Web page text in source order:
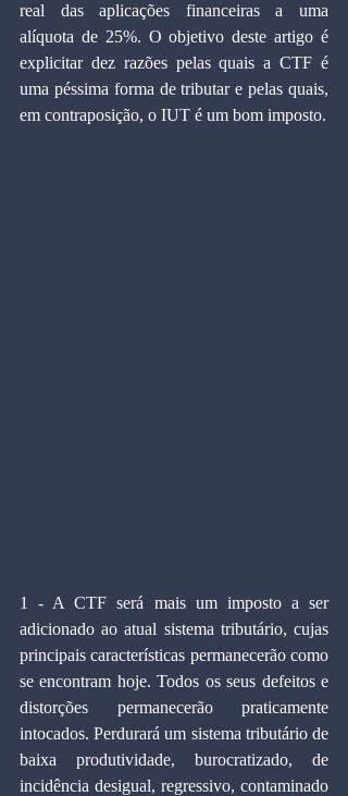
real das aplicações financeiras a uma
alíquota de 25%. O objetivo deste artigo é
explicitar dez razões pelas quais a CTF é
uma péssima forma de tributar e pelas quais,
em contraposição, o IUT é um bom imposto.
1 - A CTF será mais um imposto a ser
adicionado ao atual sistema tributário, cujas
principais características permanecerão como
se encontram hoje. Todos os seus defeitos e
distorções permanecerão praticamente
intocados. Perdurará um sistema tributário de
baixa produtividade, burocratizado, de
incidência desigual, regressivo, contaminado